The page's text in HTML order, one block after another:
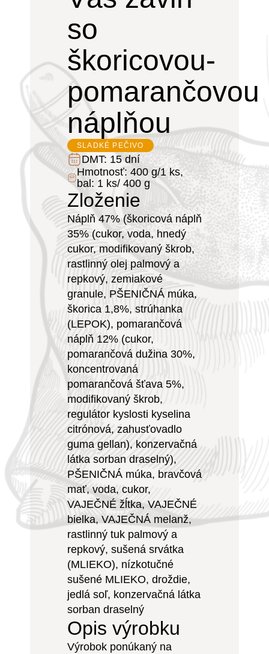
so
škoricovou-
pomarančovou
náplňou
SLADKÉ PEČIVO
DMT: 15 dní
Hmotnosť:400 g/1 ks,
bal: 1 ks/ 400 g
Zloženie
Náplň 47% (škoricová náplň
35% (cukor, voda, hnedý
cukor, modifikovaný škrob,
rastlinný olej palmový a
repkový, zemiakové
granule, PŠENIČNÁ múka,
škorica 1,8%, strúhanka
(LEPOK), pomarančová
náplň 12% (cukor,
pomarančová dužina 30%,
koncentrovaná
pomarančová šťava 5%,
modifikovaný škrob,
regulátor kyslosti kyselina
citrónová, zahusťovadlo
guma gellan), konzervačná
látka sorban draselný),
PŠENIČNÁ múka, bravčová
mať, voda, cukor,
VAJEČNÉ žĺtka, VAJEČNÉ
bielka, VAJEČNÁ melanž,
rastlinný tuk palmový a
repkový, sušená srvátka
(MLIEKO), nízkotučné
sušené MLIEKO, droždie,
jedlá soľ, konzervačná látka
sorban draselný
Opis výrobku
Výrobok ponúkaný na